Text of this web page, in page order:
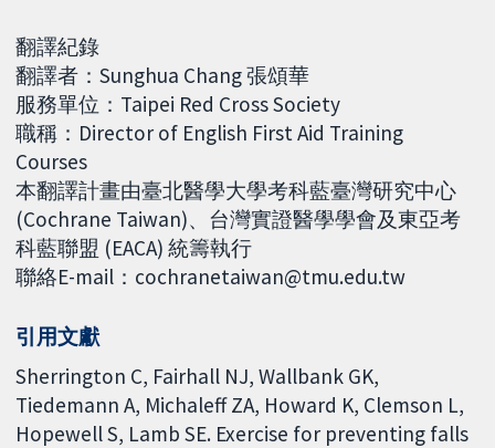
翻譯紀錄
翻譯者：Sunghua Chang 張頌華
服務單位：Taipei Red Cross Society
職稱：Director of English First Aid Training
Courses
本翻譯計畫由臺北醫學大學考科藍臺灣研究中心
(Cochrane Taiwan)、台灣實證醫學學會及東亞考
科藍聯盟 (EACA) 統籌執行
聯絡E-mail：cochranetaiwan@tmu.edu.tw
引用文獻
Sherrington C, Fairhall NJ, Wallbank GK,
Tiedemann A, Michaleff ZA, Howard K, Clemson L,
Hopewell S, Lamb SE. Exercise for preventing falls